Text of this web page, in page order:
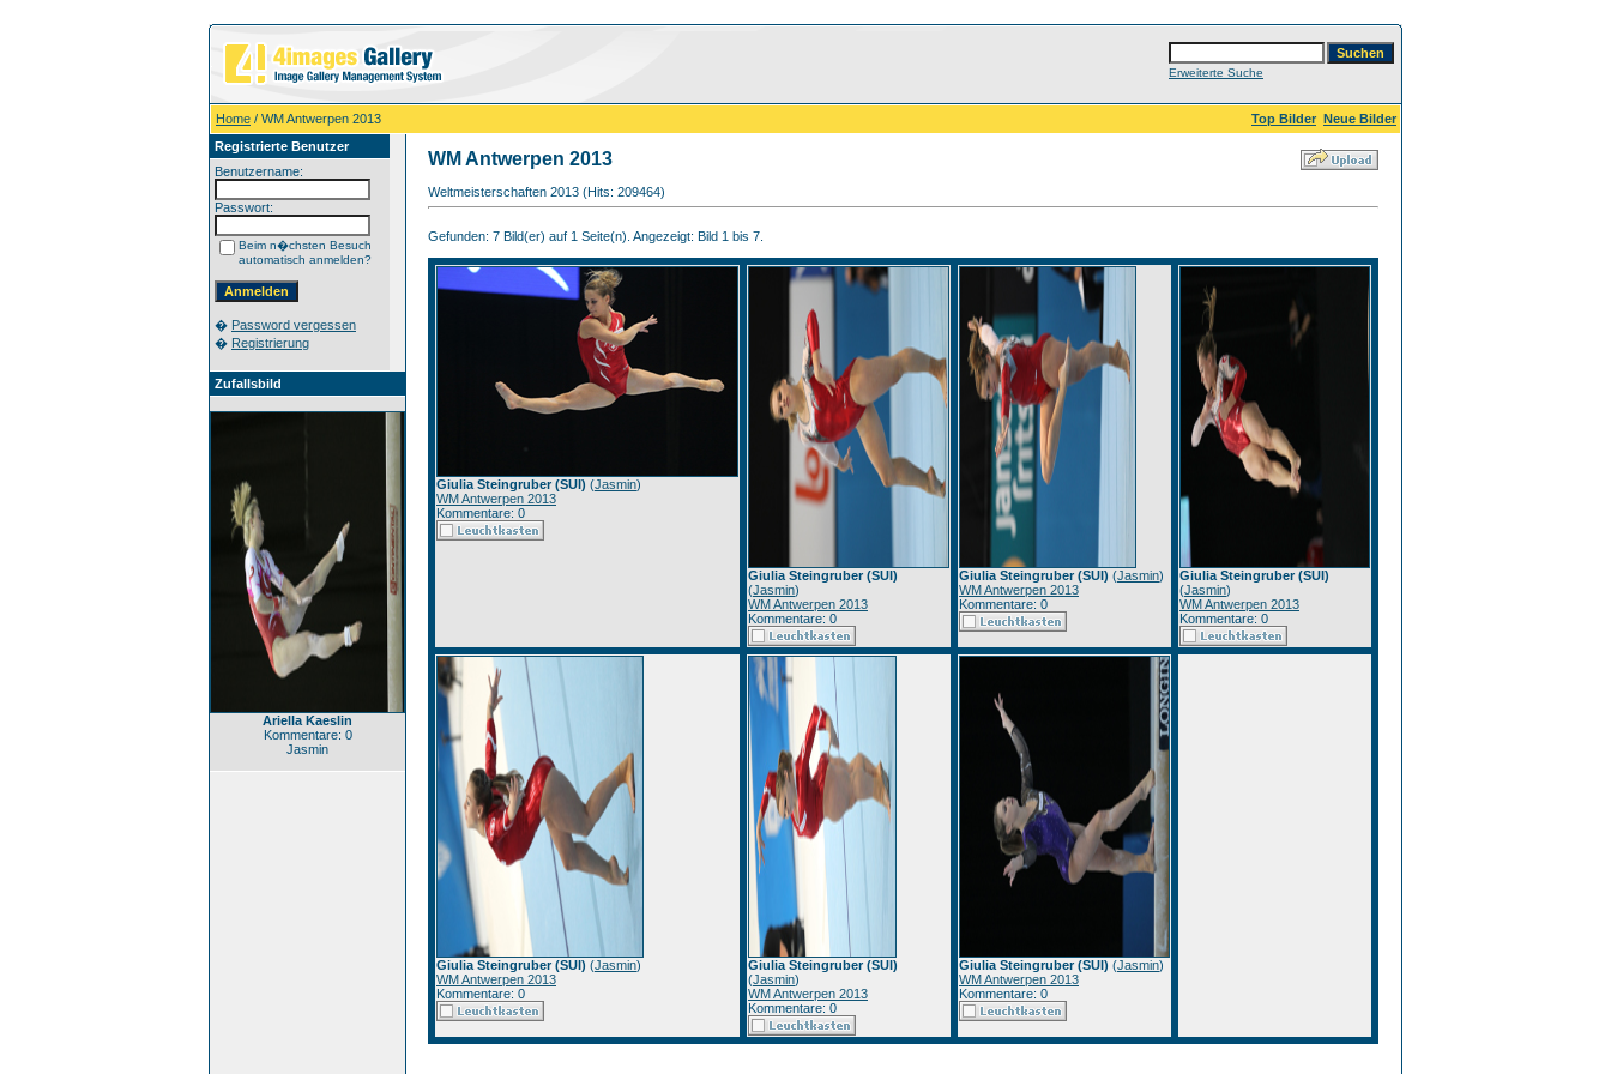
Erweiterte Suche
Home / WM Antwerpen 2013 Top Bilder Neue Bilder
Registrierte Benutzer
Benutzername:
Passwort:
Beim n�chsten Besuch
automatisch anmelden?
� Password vergessen
� Registrierung
Zufallsbild
Ariella Kaeslin
Kommentare: 0
Jasmin
WM Antwerpen 2013
Weltmeisterschaften 2013 (Hits: 209464)
Gefunden: 7 Bild(er) auf 1 Seite(n). Angezeigt: Bild 1 bis 7.
Giulia Steingruber (SUI) (Jasmin)
WM Antwerpen 2013
Kommentare: 0
Giulia Steingruber (SUI)
(Jasmin)
WM Antwerpen 2013
Kommentare: 0
Giulia Steingruber (SUI) (Jasmin)
WM Antwerpen 2013
Kommentare: 0
Giulia Steingruber (SUI)
(Jasmin)
WM Antwerpen 2013
Kommentare: 0
Giulia Steingruber (SUI) (Jasmin)
WM Antwerpen 2013
Kommentare: 0
Giulia Steingruber (SUI)
(Jasmin)
WM Antwerpen 2013
Kommentare: 0
Giulia Steingruber (SUI) (Jasmin)
WM Antwerpen 2013
Kommentare: 0